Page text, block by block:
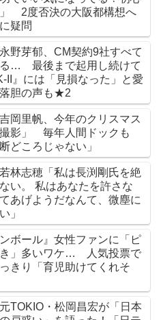
2度否決の大阪都構想へ
疑問
永野芽郁、CM契約9社すべて
… 最後まで起用し続けて
II』には「見損なった」と愛
胆の声も★2
吉岡里帆、今年のクリスマス
影」 毎年人間ドックも
どころじゃない」
若林志穂「私は長渕剛氏を絶
い。 私はあなたを許さな
あげようだなんて、微塵に
」
ンボール』女性ファンに「ピ
き」多いワケ… 人気投票で
きり「育児助けてくれそ
元TOKIO・松岡昌宏が「日本